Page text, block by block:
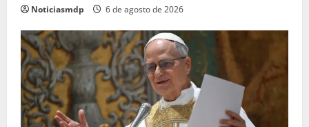
Noticiasmdp 6 de agosto de 2026